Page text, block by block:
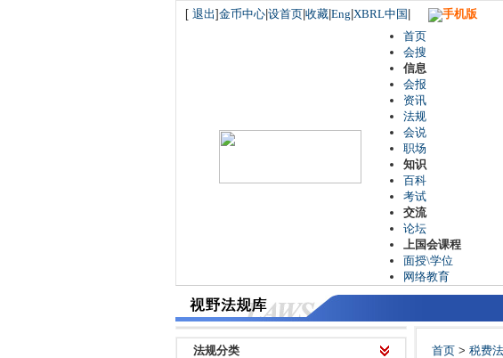
[ 退出]金币中心 设首页 收藏 Eng XBRL中国
手机版
首页
会搜
信息
会报
资讯
法规
会说
职场
知识
百科
考试
交流
论坛
上国会课程
面授\学位
网络教育
法规分类 首页 > 税费